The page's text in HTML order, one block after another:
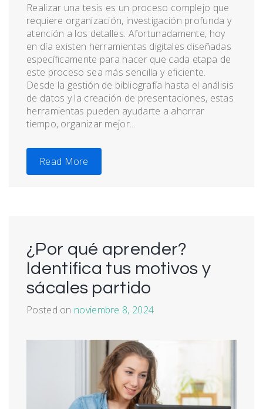
Realizar una tesis es un proceso complejo que
requiere organización, investigación profunda y
atención a los detalles. Afortunadamente, hoy
en día existen herramientas digitales diseñadas
específicamente para hacer que cada etapa de
este proceso sea más sencilla y eficiente.
Desde la gestión de bibliografía hasta el análisis
de datos y la creación de presentaciones, estas
herramientas pueden ayudarte a ahorrar
tiempo, organizar mejor...
Read More
¿Por qué aprender?
Identifica tus motivos y
sácales partido
Posted on noviembre 8, 2024